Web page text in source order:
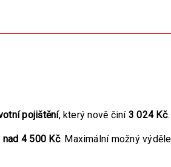
pojištění, který nově činí 3 024 Kč.
nad 4 500 Kč. Maximální možný